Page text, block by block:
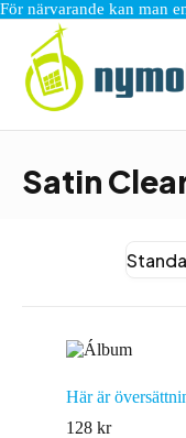
För närvarande kan man
innehåll
Satin
Här är
128 kr